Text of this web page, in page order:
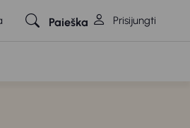
Paieška Prisijungti